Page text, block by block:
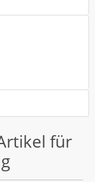
für